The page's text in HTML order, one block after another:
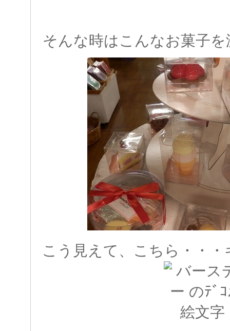
そんな時はこんなお菓子
こう見えて、こちら・・